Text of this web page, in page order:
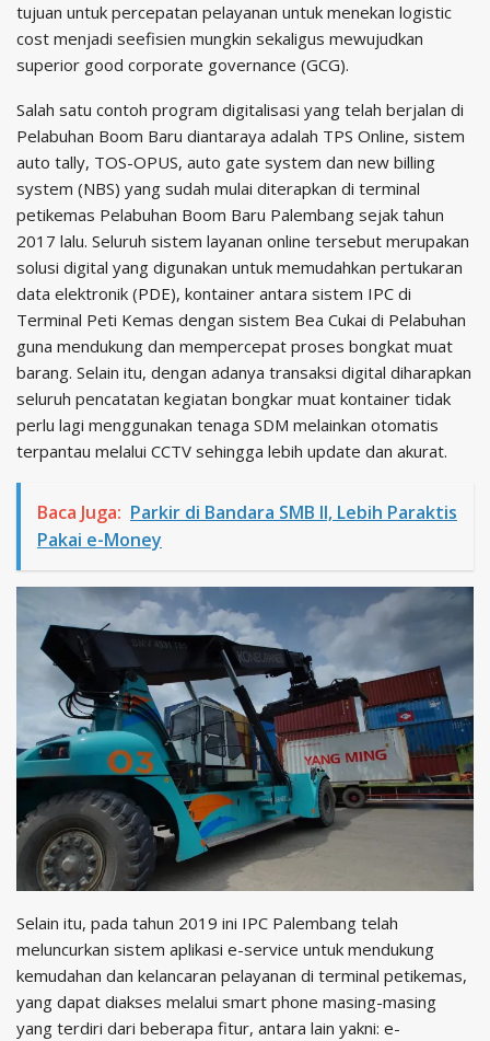
tujuan untuk percepatan pelayanan untuk menekan logistic
cost menjadi seefisien mungkin sekaligus mewujudkan
superior good corporate governance (GCG).
Salah satu contoh program digitalisasi yang telah berjalan di
Pelabuhan Boom Baru diantaraya adalah TPS Online, sistem
auto tally, TOS-OPUS, auto gate system dan new billing
system (NBS) yang sudah mulai diterapkan di terminal
petikemas Pelabuhan Boom Baru Palembang sejak tahun
2017 lalu. Seluruh sistem layanan online tersebut merupakan
solusi digital yang digunakan untuk memudahkan pertukaran
data elektronik (PDE), kontainer antara sistem IPC di
Terminal Peti Kemas dengan sistem Bea Cukai di Pelabuhan
guna mendukung dan mempercepat proses bongkat muat
barang. Selain itu, dengan adanya transaksi digital diharapkan
seluruh pencatatan kegiatan bongkar muat kontainer tidak
perlu lagi menggunakan tenaga SDM melainkan otomatis
terpantau melalui CCTV sehingga lebih update dan akurat.
Baca Juga: Parkir di Bandara SMB II, Lebih Paraktis
Pakai e-Money
Selain itu, pada tahun 2019 ini IPC Palembang telah
meluncurkan sistem aplikasi e-service untuk mendukung
kemudahan dan kelancaran pelayanan di terminal petikemas,
yang dapat diakses melalui smart phone masing-masing
yang terdiri dari beberapa fitur, antara lain yakni: e-